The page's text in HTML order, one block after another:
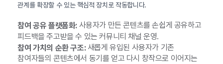
관계를 확장할 수 있는 핵심적 장치로 작동합니다.
참여 공유 플랫폼화:사용자가 만든 콘텐츠를 손쉽게 공유하고
피드백을 주고받을 수 있는 커뮤니티 채널 운영.
참여 가치의 순환 구조:새롭게 유입된 사용자가 기존
참여자들의 콘텐츠에서 동기를 얻고 다시 창작으로 이어지는